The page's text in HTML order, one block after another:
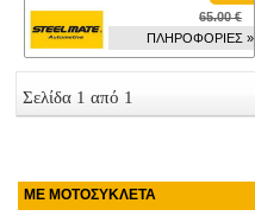
65.00 €
ΠΛΗΡΟΦΟΡΙΕΣ »
Σελίδα 1 από 1
ΜΕ ΜΟΤΟΣΥΚΛΕΤΑ